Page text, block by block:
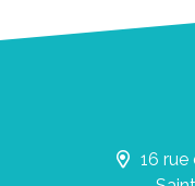
16 rue